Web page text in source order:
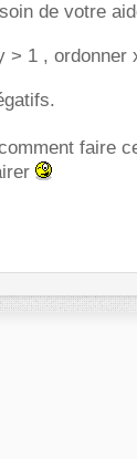
de votre
> 1 ,
faire